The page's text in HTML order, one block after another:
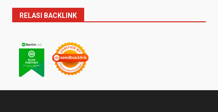
RELASI BACKLINK